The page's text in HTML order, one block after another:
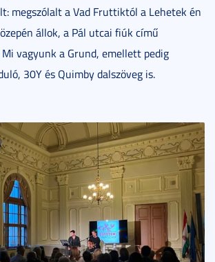
megszólalt a Vad Fruttiktól a Lehetek én
állok, a Pál utcai fiúk című
vagyunk a Grund, emellett pedig
30Y és Quimby dalszöveg is.